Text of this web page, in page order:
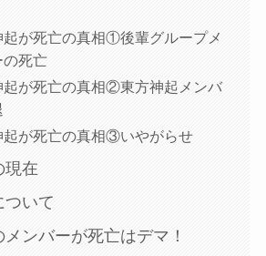
起が死亡の真相①後輩グループメ
の死亡
起が死亡の真相②東方神起メンバ
起が死亡の真相③いやがらせ
現在
ついて
ンバーが死亡はデマ！